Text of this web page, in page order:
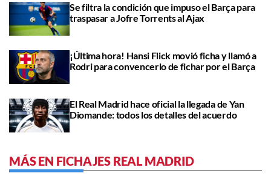
Se filtra la condición que impuso el Barça para
traspasar a Jofre Torrents al Ajax
¡Última hora! Hansi Flick movió ficha y llamó a
Rodri para convencerlo de fichar por el Barça
El Real Madrid hace oficial la llegada de Yan
Diomande: todos los detalles del acuerdo
MÁS EN FICHAJES REAL MADRID